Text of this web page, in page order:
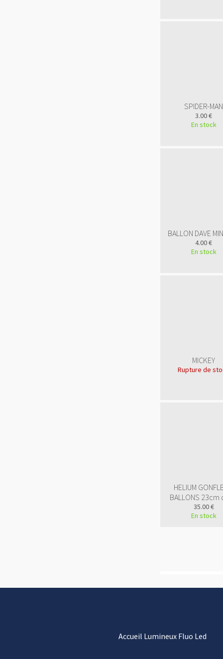
Accueil Lumineux Fluo Led
SPIDER-MAN
3.00 €
En stock
BALLON DAVE
4.00 €
En stock
MICKEY
Rupture de
HELIUM
BALLONS 23cm
35.00 €
En stock